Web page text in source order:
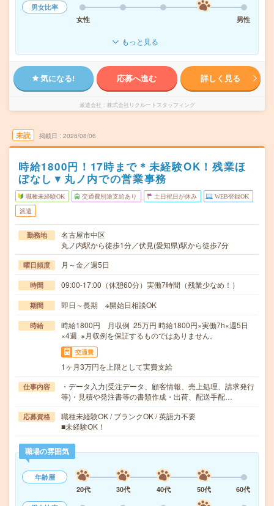
男女比率
女性
男性
もっと見る
気になる! 応募へ進む 詳しく見る
派遣会社 株式会社リクルートスタッフィング
未読 掲載日 2026/08/06
時給1800円！17時まで＊未経験OK！残業ほ
ぼなし▼丸ノ内での営業事務
職種未経験OK 交通費別途支給あり 土日祝日が休み WEB登録OK
派遣
勤務地
名古屋市中区
丸ノ内駅から徒歩1分／伏見(愛知県)駅から徒歩7分
曜日頻度 月～金／週5日
時間 09:00-17:00（休憩60分）実働7時間（残業少なめ！）
期間 即日～長期 ※開始日相談OK
時給
時給1800円 月収例 25万円 時給1800円×実働7h×週5日
×4週 ※月収例を保証するものではありません。
交通費
1ヶ月3万円を上限として実費支給
仕事内容
・データ入力(受注データ、顧客情報、売上処理、請求発行
等)・見積や発注書等の書類作成・出荷、配送手配…
応募資格
職種未経験OK / ブランクOK / 英語力不要
■未経験OK！
職場の雰囲気
年齢層
20代
30代 40代 50代
60代